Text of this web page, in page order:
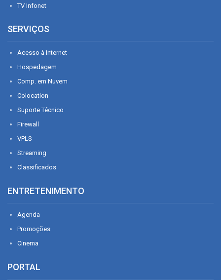
TV Infonet
SERVIÇOS
Acesso à Internet
Hospedagem
Comp. em Nuvem
Colocation
Suporte Técnico
Firewall
VPLS
Streaming
Classificados
ENTRETENIMENTO
Agenda
Promoções
Cinema
PORTAL